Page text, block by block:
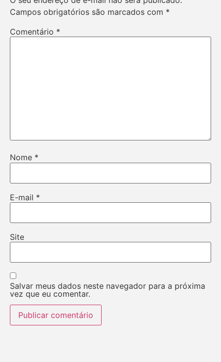
Campos obrigatórios são marcados com *
Comentário *
Nome *
E-mail *
Site
Salvar meus dados neste navegador para a próxima
vez que eu comentar.